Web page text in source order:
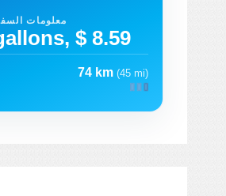
معلومات
$ 8.59
74 km (45 mi)